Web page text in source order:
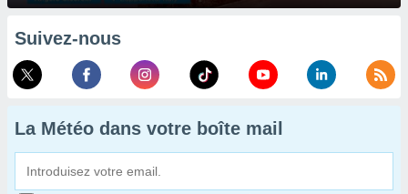
Suivez-nous
La Météo dans votre boîte mail